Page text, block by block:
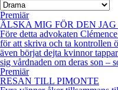
Premiär
ÄLSKA MIG FÖR DEN JAG
Före detta advokaten
för att skriva och ta kontrollen
även börjat dejta kvinnor
sig vårdnaden om deras son –
Premiär
RESAN TILL PIMONTE